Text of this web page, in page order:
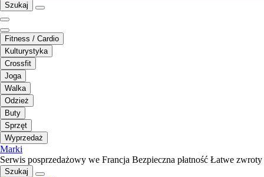
Szukaj
Fitness / Cardio
Kulturystyka
Crossfit
Joga
Walka
Odzież
Buty
Sprzęt
Wyprzedaż
Marki
Serwis posprzedażowy we Francja Bezpieczna płatność Łatwe zwroty
Szukaj